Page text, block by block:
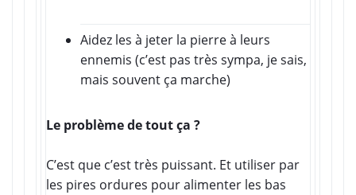
Aidez les à jeter la pierre à leurs
ennemis (c’est pas très sympa, je sais,
mais souvent ça marche)
Le problème de tout ça ?
C’est que c’est très puissant. Et utiliser par
les pires ordures pour alimenter les bas